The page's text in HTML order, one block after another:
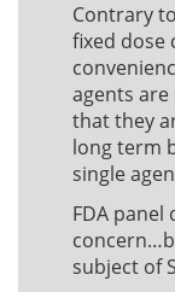
Contrary
fixed dose
agents
that they
long term
single
FDA
subject of